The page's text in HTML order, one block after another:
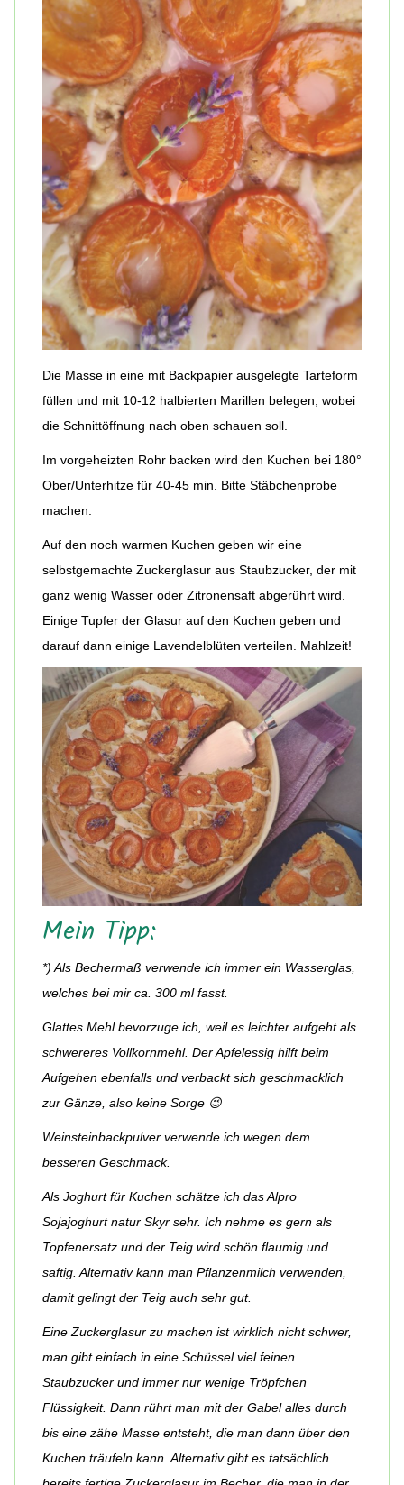
Die Masse in eine mit Backpapier ausgelegte Tarteform
füllen und mit 10-12 halbierten Marillen belegen, wobei
die Schnittöffnung nach oben schauen soll.
Im vorgeheizten Rohr backen wird den Kuchen bei 180°
Ober/Unterhitze für 40-45 min. Bitte Stäbchenprobe
machen.
Auf den noch warmen Kuchen geben wir eine
selbstgemachte Zuckerglasur aus Staubzucker, der mit
ganz wenig Wasser oder Zitronensaft abgerührt wird.
Einige Tupfer der Glasur auf den Kuchen geben und
darauf dann einige Lavendelblüten verteilen. Mahlzeit!
Mein Tipp:
*) Als Bechermaß verwende ich immer ein Wasserglas,
welches bei mir ca. 300 ml fasst.
Glattes Mehl bevorzuge ich, weil es leichter aufgeht als
schwereres Vollkornmehl. Der Apfelessig hilft beim
Aufgehen ebenfalls und verbackt sich geschmacklich
zur Gänze, also keine Sorge 😉
Weinsteinbackpulver verwende ich wegen dem
besseren Geschmack.
Als Joghurt für Kuchen schätze ich das Alpro
Sojajoghurt natur Skyr sehr. Ich nehme es gern als
Topfenersatz und der Teig wird schön flaumig und
saftig. Alternativ kann man Pflanzenmilch verwenden,
damit gelingt der Teig auch sehr gut.
Eine Zuckerglasur zu machen ist wirklich nicht schwer,
man gibt einfach in eine Schüssel viel feinen
Staubzucker und immer nur wenige Tröpfchen
Flüssigkeit. Dann rührt man mit der Gabel alles durch
bis eine zähe Masse entsteht, die man dann über den
Kuchen träufeln kann. Alternativ gibt es tatsächlich